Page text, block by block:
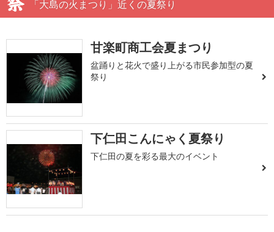
「大島の火まつり」近くの夏祭り
甘楽町商工会夏まつり
盆踊りと花火で盛り上がる市民参加型の夏
祭り
下仁田こんにゃく夏祭り
下仁田の夏を彩る最大のイベント